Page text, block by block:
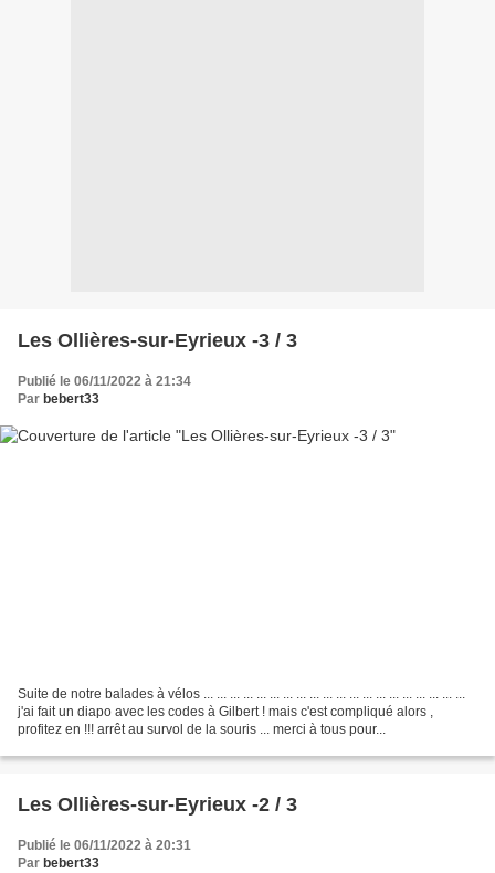
Les Ollières-sur-Eyrieux -3 / 3
Publié le 06/11/2022 à 21:34
Par bebert33
Suite de notre balades à vélos ... ... ... ... ... ... ... ... ... ... ... ... ... ... ... ... ... ... ... ...
j'ai fait un diapo avec les codes à Gilbert ! mais c'est compliqué alors ,
profitez en !!! arrêt au survol de la souris ... merci à tous pour...
Les Ollières-sur-Eyrieux -2 / 3
Publié le 06/11/2022 à 20:31
Par bebert33